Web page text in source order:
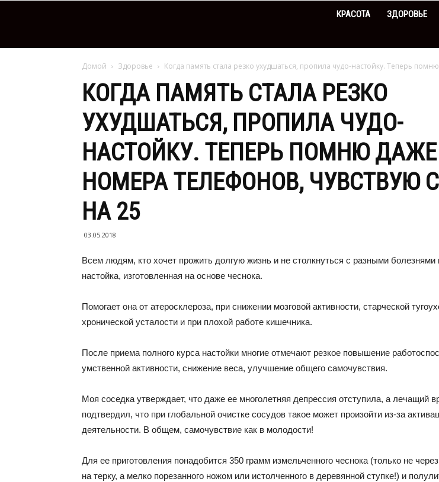
КРАСОТА ЗДОРОВЬЕ
Домой Здоровье Когда память стала резко ухудшаться, пропила чудо-настойку. Теперь
КОГДА ПАМЯТЬ СТАЛА РЕЗКО
УХУДШАТЬСЯ, ПРОПИЛА ЧУДО-
НАСТОЙКУ. ТЕПЕРЬ ПОМНЮ ДАЖЕ
НОМЕРА ТЕЛЕФОНОВ, ЧУВСТВУЮ
НА 25
03.05.2018
Всем людям, кто хочет прожить долгую жизнь и не столкнуться с разными болезнями
настойка, изготовленная на основе чеснока.
Помогает она от атеросклероза, при снижении мозговой активности, старческой
хронической усталости и при плохой работе кишечника.
После приема полного курса настойки многие отмечают резкое повышение
умственной активности, снижение веса, улучшение общего самочувствия.
Моя соседка утверждает, что даже ее многолетняя депрессия отступила, а лечащий
подтвердил, что при глобальной очистке сосудов такое может произойти из-за
деятельности. В общем, самочувствие как в молодости!
Для ее приготовления понадобится 350 грамм измельченного чеснока (только не
на терку, а мелко порезанного ножом или истолченного в деревянной ступке!) и